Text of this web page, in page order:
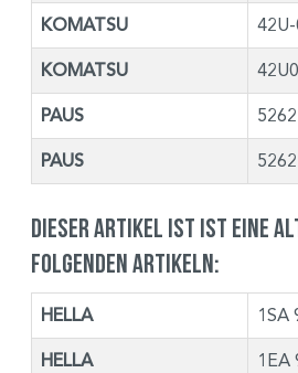
KOMATSU
KOMATSU
PAUS
PAUS
Dieser Artikel ist ist eine
folgenden Artikeln:
HELLA 1SA
HELLA 1EA